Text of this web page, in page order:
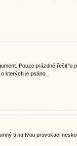
Pouze prázdné řeči("u
kterých je psáno.
ti na tvou provokaci